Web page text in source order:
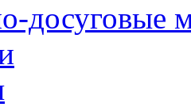
досуговые